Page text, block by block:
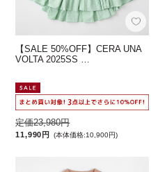
【SALE 50%OFF】CERA UNA
VOLTA 2025SS …
定価23,980円
11,990円 (本体価格:10,900円)